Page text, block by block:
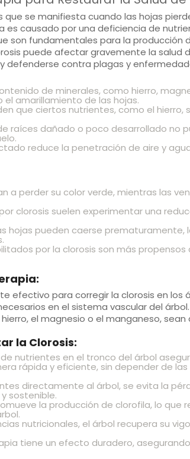
se manifiesta cuando las hojas
es causado por una deficiencia de
son fundamentales para la producción
puede afectar gravemente la salud
defenderse contra plagas y
de minerales, como hierro,
amarillamiento de las hojas.
que ciertos nutrientes, como el hierro,
raíces dañado o poco desarrollado no
reduce la penetración de aire y
a perder su color verde, mientras las
clorosis suelen experimentar una
hojas pueden caerse
por la clorosis son más
efectivo para corregir la clorosis en los
en el sistema vascular del
el magnesio o el manganeso, sean
la Clorosis:
nutrientes en el tronco del árbol
rápida y eficiente, sin depender de
directamente al árbol, se evita la
sostenible.
la producción de clorofila, lo que
nutricionales, el árbol recupera su
tiene un efecto duradero,